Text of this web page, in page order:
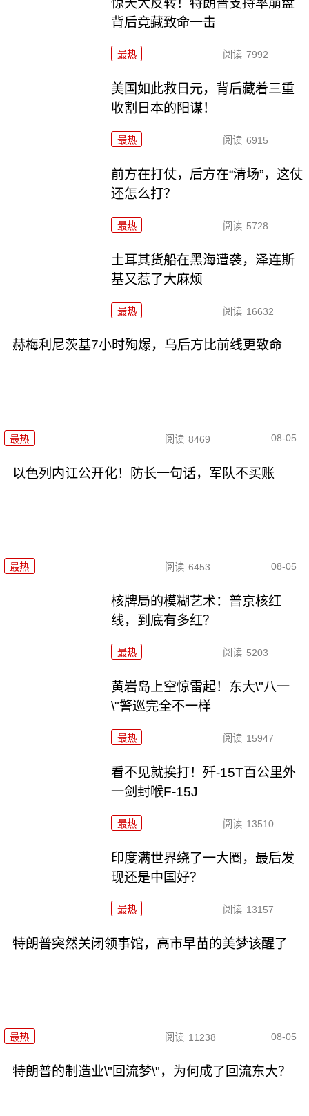
惊天大反转！特朗普支持率崩盘
背后竟藏致命一击
最热 阅读 7992
美国如此救日元，背后藏着三重
收割日本的阳谋！
最热 阅读 6915
前方在打仗，后方在“清场”，这仗
还怎么打？
最热 阅读 5728
土耳其货船在黑海遭袭，泽连斯
基又惹了大麻烦
最热 阅读 16632
赫梅利尼茨基7小时殉爆，乌后方比前线更致命
最热 阅读 8469 08-05
以色列内讧公开化！防长一句话，军队不买账
最热 阅读 6453 08-05
核牌局的模糊艺术：普京核红
线，到底有多红？
最热 阅读 5203
黄岩岛上空惊雷起！东大\"八一
\"警巡完全不一样
最热 阅读 15947
看不见就挨打！歼-15T百公里外
一剑封喉F-15J
最热 阅读 13510
印度满世界绕了一大圈，最后发
现还是中国好？
最热 阅读 13157
特朗普突然关闭领事馆，高市早苗的美梦该醒了
最热 阅读 11238 08-05
特朗普的制造业\"回流梦\"，为何成了回流东大？